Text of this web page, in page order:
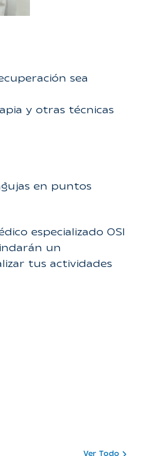
sea
y otras técnicas
en puntos
especializado OSI
un
tus actividades